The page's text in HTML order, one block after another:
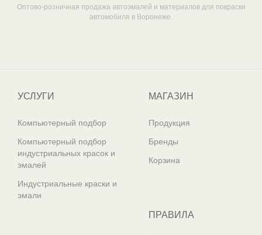
Оптово-розничная продажа автоэмалей и материалов для покраски
автомобиля в Воронеже.
УСЛУГИ
Компьютерный подбор
Компьютерный подбор
индустриальных красок и
эмалей
Индустриальные краски и
эмали
МАГАЗИН
Продукция
Бренды
Корзина
ПРАВИЛА